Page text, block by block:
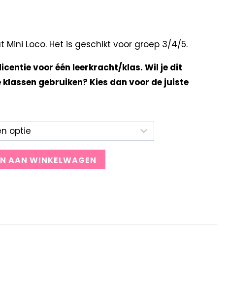
Mini Loco. Het is geschikt voor groep 3/4/5.
voor één leerkracht/klas. Wil je dit
gebruiken? Kies dan voor de juiste
AAN WINKELWAGEN